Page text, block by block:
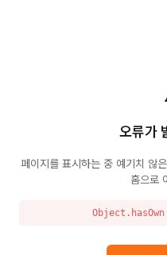
오류가
페이지를 표시하는 중 예기치 않
홈으로